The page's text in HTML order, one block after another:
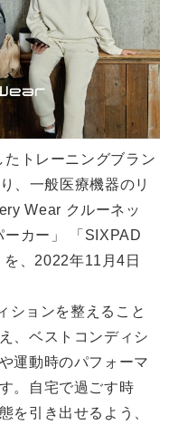
トレーニングブラン
、一般医療機器のリ
Wear クルーネッ
カー」 「SIXPAD
、2022年11月4日
ションを整えること
、ベストコンディシ
運動時のパフォーマ
。自宅で過ごす時
を引き出せるよう、